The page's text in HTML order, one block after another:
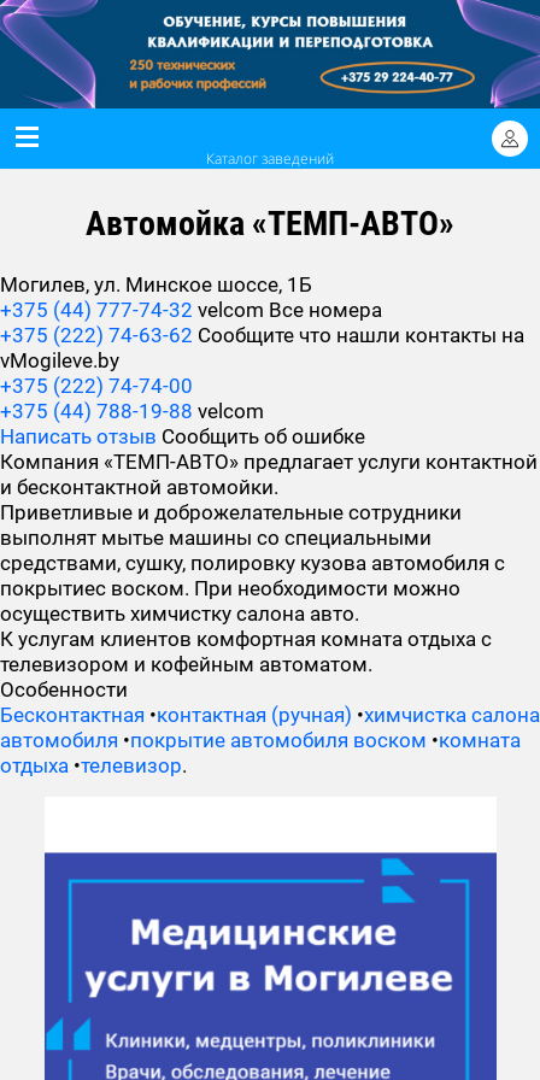
Каталог заведений
Автомойка «ТЕМП-АВТО»
Могилев, ул. Минское шоссе, 1Б
+375 (44) 777-74-32 velcom Все номера
+375 (222) 74-63-62 Сообщите что нашли контакты на
vMogileve.by
+375 (222) 74-74-00
+375 (44) 788-19-88 velcom
Написать отзыв Сообщить об ошибке
Компания «ТЕМП-АВТО» предлагает услуги контактной
и бесконтактной автомойки.
Приветливые и доброжелательные сотрудники
выполнят мытье машины со специальными
средствами, сушку, полировку кузова автомобиля с
покрытиес воском. При необходимости можно
осуществить химчистку салона авто.
К услугам клиентов комфортная комната отдыха с
телевизором и кофейным автоматом.
Особенности
Бесконтактная •контактная (ручная) •химчистка салона
автомобиля •покрытие автомобиля воском •комната
отдыха •телевизор.